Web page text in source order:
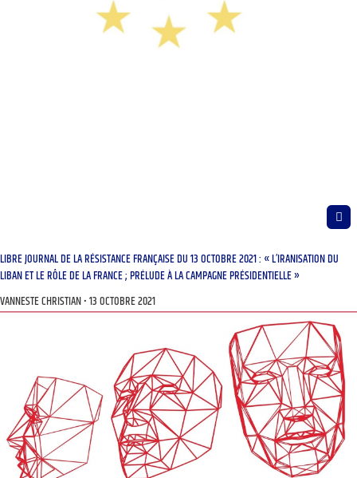
LIBRE JOURNAL DE LA RÉSISTANCE FRANÇAISE DU 13 OCTOBRE 2021 : « L’IRANISATION DU
LIBAN ET LE RÔLE DE LA FRANCE ; PRÉLUDE À LA CAMPAGNE PRÉSIDENTIELLE »
VANNESTE CHRISTIAN 13 OCTOBRE 2021